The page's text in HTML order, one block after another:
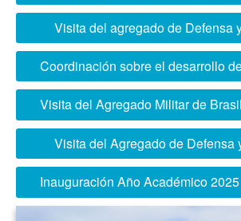
DEL SECTOR
Visita del agregado de Defensa
Naval de la República
Coordinación sobre el desarrollo
Visita del Agregado Militar de Brasil
Visita del Agregado de Defensa
Colombia
Inauguración Año Académico